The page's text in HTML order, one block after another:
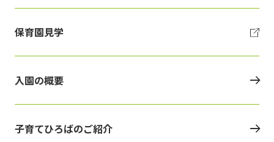
保育園見学
入園の概要
子育てひろばのご紹介